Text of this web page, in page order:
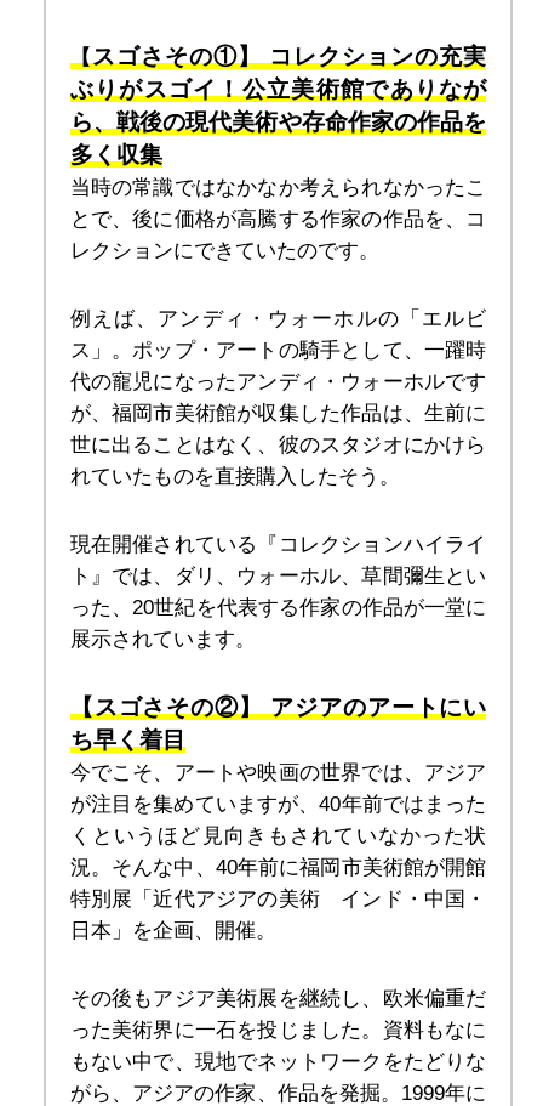
【 スゴさその①】 コレクションの充実
ぶりがスゴイ！公立美術館でありなが
ら、戦後の現代美術や存命作家の作品を
多く収集
当時の常識ではなかなか考えられなかったこ
とで、後に価格が高騰する作家の作品を、コ
レクションにできていたのです。
例えば、アンディ・ウォーホルの「エルビ
ス」。ポップ・アートの騎手として、一躍時
代の寵児になったアンディ・ウォーホルです
が、福岡市美術館が収集した作品は、生前に
世に出ることはなく、彼のスタジオにかけら
れていたものを直接購入したそう。
現在開催されている『コレクションハイライ
ト』では、ダリ、ウォーホル、草間彌生とい
った、20世紀を代表する作家の作品が一堂に
展示されています。
【スゴさその②】 アジアのアートにい
ち早く着目
今でこそ、アートや映画の世界では、アジア
が注目を集めていますが、40年前ではまった
くというほど見向きもされていなかった状
況。そんな中、40年前に福岡市美術館が開館
特別展「近代アジアの美術　インド・中国・
日本」を企画、開催。
その後もアジア美術展を継続し、欧米偏重だ
った美術界に一石を投じました。資料もなに
もない中で、現地でネットワークをたどりな
がら、アジアの作家、作品を発掘。1999年に